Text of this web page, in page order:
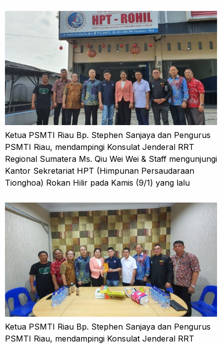
Ketua PSMTI Riau Bp. Stephen Sanjaya dan Pengurus
PSMTI Riau, mendampingi Konsulat Jenderal RRT
Regional Sumatera Ms. Qiu Wei Wei & Staff mengunjungi
Kantor Sekretariat HPT (Himpunan Persaudaraan
Tionghoa) Rokan Hilir pada Kamis (9/1) yang lalu
Ketua PSMTI Riau Bp. Stephen Sanjaya dan Pengurus
PSMTI Riau, mendampingi Konsulat Jenderal RRT